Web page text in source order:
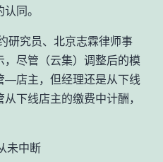
同。
研究员、北京志霖律师事
尽管（云集）调整后的模
店主，但经理还是从下线
下线店主的缴费中计酬，
未中断